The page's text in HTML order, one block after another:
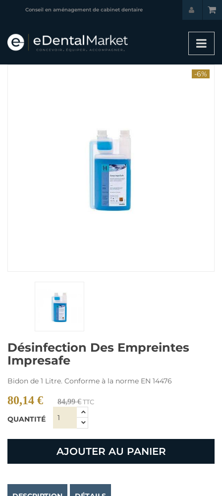
Conseil en aménagement de cabinet dentaire
-6%
Désinfection Des Empreintes
Impresafe
Bidon de 1 Litre. Conforme à la norme EN 14476
80,14 € 84,99 €TTC
QUANTITÉ
AJOUTER AU PANIER